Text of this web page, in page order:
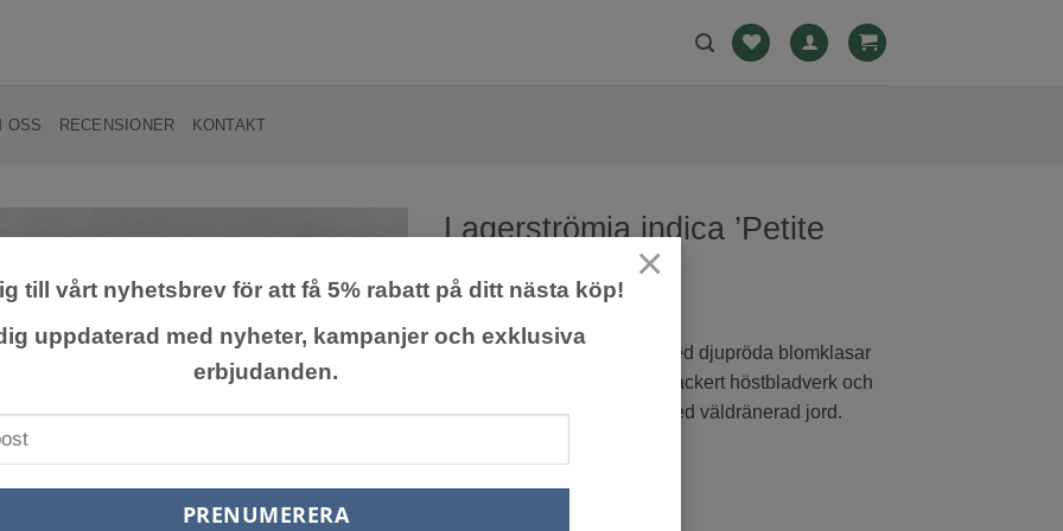
OSS RECENSIONER KONTAKT
Lägg till
Lagerströmia indica ’Petite
Red’ 2L
En kompakt lagerströmia med djup­röda blomklasar
från juli till september. Får vackert höstbladverk och
trivs i soligt, skyddat läge med väldränerad jord.
×
till vårt nyhetsbrev för att få 5% rabatt på ditt nästa köp!
uppdaterad med nyheter, kampanjer och exklusiva
erbjudanden.